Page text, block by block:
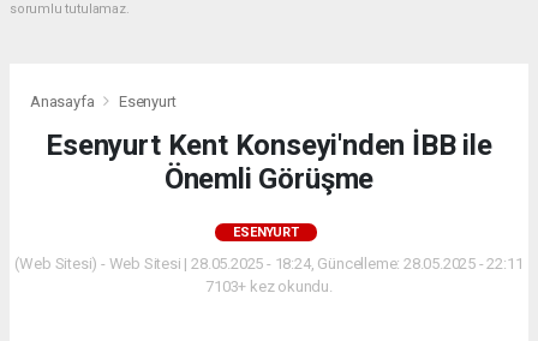
sorumlu tutulamaz.
Anasayfa Esenyurt
Esenyurt Kent Konseyi'nden İBB ile
Önemli Görüşme
ESENYURT
(Web Sitesi) - Web Sitesi | 28.05.2025 - 18:24, Güncelleme: 28.05.2025 - 22:11
7103+ kez okundu.